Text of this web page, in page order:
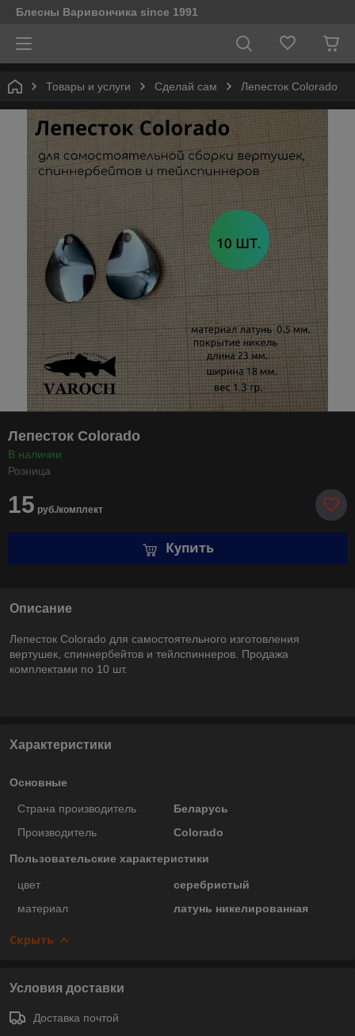
Блесны Варивончика since 1991
Товары и услуги Сделай сам Лепесток Colorado
Лепесток Colorado
В наличии
Розница
15 руб./комплект
Купить
Описание
Лепесток Colorado для самостоятельного изготовления
вертушек, спиннербейтов и тейлспиннеров. Продажа
комплектами по 10 шт.
Характеристики
Основные
Страна производитель
Беларусь
Производитель
Colorado
Пользовательские характеристики
цвет
серебристый
материал
латунь никелированная
Скрыть
Условия доставки
Доставка почтой